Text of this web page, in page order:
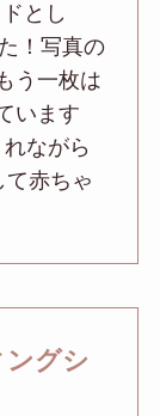
とし
！写真の
う一枚は
います
ながら
赤ちゃ
グシ